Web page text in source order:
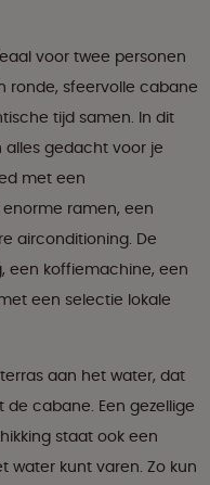
voor twee personen
ronde, sfeervolle cabane
tijd samen. In dit
gedacht voor je
met een
ramen, een
airconditioning. De
een koffiemachine, een
een selectie lokale
aan het water, dat
cabane. Een gezellige
staat ook een
water kunt varen. Zo kun